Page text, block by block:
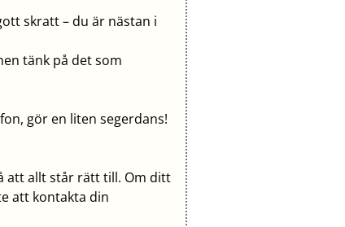
skratt – du är nästan i
tänk på det som
gör en liten segerdans!
att allt står rätt till. Om ditt
att kontakta din